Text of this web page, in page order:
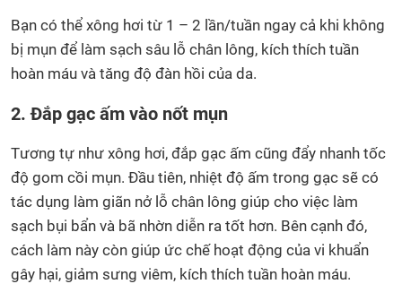
Bạn có thể xông hơi từ 1 – 2 lần/tuần ngay cả khi không
bị mụn để làm sạch sâu lỗ chân lông, kích thích tuần
hoàn máu và tăng độ đàn hồi của da.
2. Đắp gạc ấm vào nốt mụn
Tương tự như xông hơi, đắp gạc ấm cũng đẩy nhanh tốc
độ gom cồi mụn. Đầu tiên, nhiệt độ ấm trong gạc sẽ có
tác dụng làm giãn nở lỗ chân lông giúp cho việc làm
sạch bụi bẩn và bã nhờn diễn ra tốt hơn. Bên cạnh đó,
cách làm này còn giúp ức chế hoạt động của vi khuẩn
gây hại, giảm sưng viêm, kích thích tuần hoàn máu.